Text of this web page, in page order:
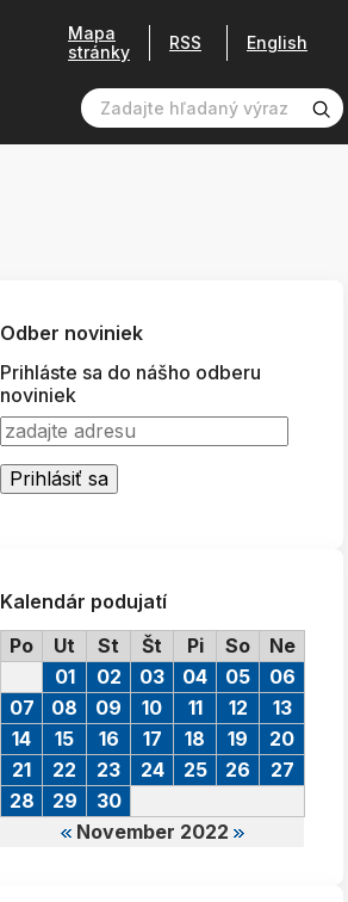
Mapa
stránky
RSS English
Odber noviniek
Prihláste sa do nášho odberu
noviniek
Kalendár podujatí
Po
Ut St Št Pi So Ne
November 2022
01 02 03 04 05
06
07
08 09 10 11 12
13
14
15 16 17 18 19
20
21
22 23 24 25 26
27
28
29 30